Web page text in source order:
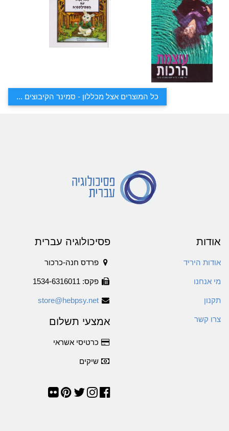
כל המוצרים אצל מכללון - סמינר הקיבוצים ...
אודות
אודות היריד
מי אנחנו
תקנון
צרו קשר
פסיכולוגיה עברית
פרדס חנה-כרכור
פקס: 1534-6316011
store@hebpsy.net
אמצעי תשלום
כרטיסי אשראי
שיקים